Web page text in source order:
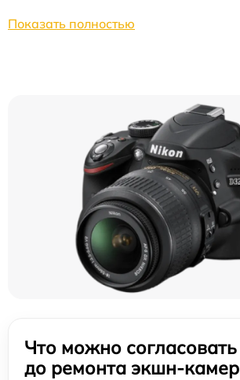
Показать полностью
Что можно согласовать
до ремонта экшн-камер